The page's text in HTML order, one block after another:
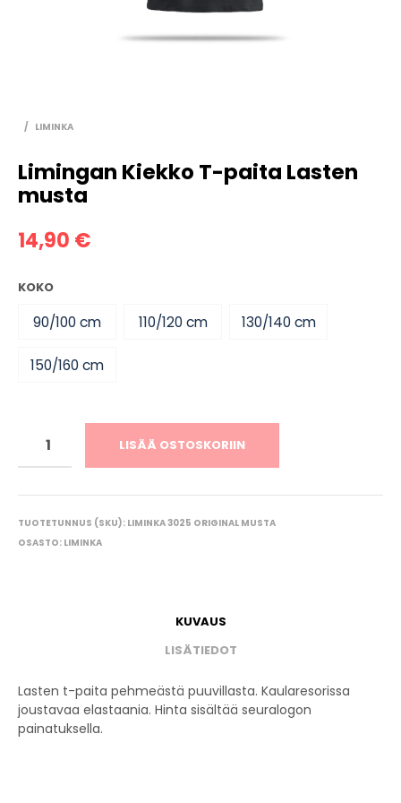
/ LIMINKA
Limingan Kiekko T-paita Lasten
musta
14,90 €
KOKO
90/100 cm 110/120 cm 130/140 cm
150/160 cm
LISÄÄ OSTOSKORIIN
TUOTETUNNUS (SKU): LIMINKA 3025 ORIGINAL MUSTA
OSASTO: LIMINKA
KUVAUS
LISÄTIEDOT
Lasten t-paita pehmeästä puuvillasta. Kaularesorissa
joustavaa elastaania. Hinta sisältää seuralogon
painatuksella.